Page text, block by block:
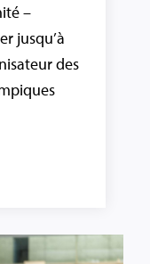
–
jusqu’à
des